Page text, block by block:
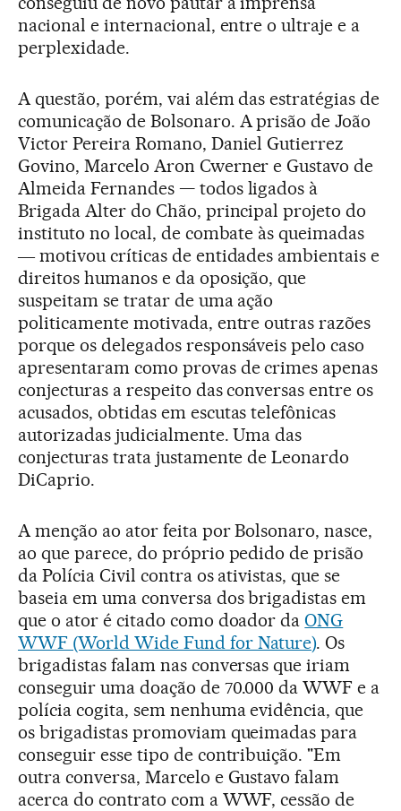
nacional e internacional, entre o ultraje e a
perplexidade.
A questão, porém, vai além das estratégias de
comunicação de Bolsonaro. A prisão de João
Victor Pereira Romano, Daniel Gutierrez
Govino, Marcelo Aron Cwerner e Gustavo de
Almeida Fernandes — todos ligados à
Brigada Alter do Chão, principal projeto do
instituto no local, de combate às queimadas
― motivou críticas de entidades ambientais e
direitos humanos e da oposição, que
suspeitam se tratar de uma ação
politicamente motivada, entre outras razões
porque os delegados responsáveis pelo caso
apresentaram como provas de crimes apenas
conjecturas a respeito das conversas entre os
acusados, obtidas em escutas telefônicas
autorizadas judicialmente. Uma das
conjecturas trata justamente de Leonardo
DiCaprio.
A menção ao ator feita por Bolsonaro, nasce,
ao que parece, do próprio pedido de prisão
da Polícia Civil contra os ativistas, que se
baseia em uma conversa dos brigadistas em
que o ator é citado como doador da ONG
WWF (World Wide Fund for Nature). Os
brigadistas falam nas conversas que iriam
conseguir uma doação de 70.000 da WWF e a
polícia cogita, sem nenhuma evidência, que
os brigadistas promoviam queimadas para
conseguir esse tipo de contribuição. "Em
outra conversa, Marcelo e Gustavo falam
acerca do contrato com a WWF, cessão de